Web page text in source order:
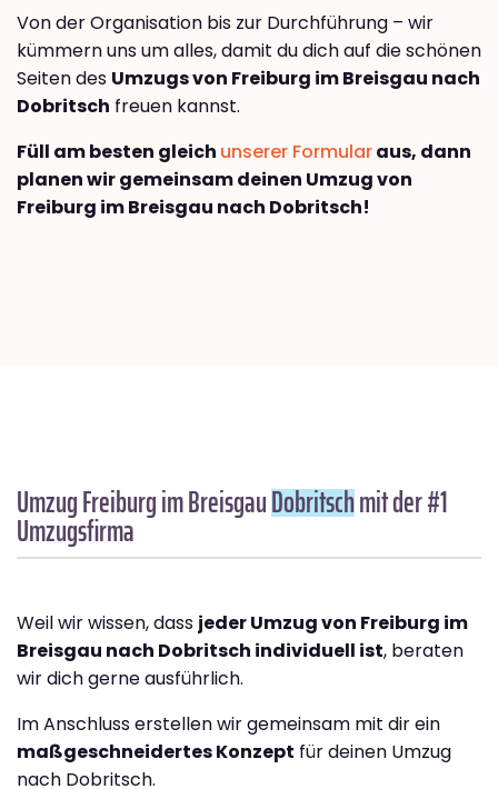
Von der Organisation bis zur Durchführung – wir
kümmern uns um alles, damit du dich auf die schönen
Seiten des Umzugs von Freiburg im Breisgau nach
Dobritsch freuen kannst.
Füll am besten gleich unserer Formularaus, dann
planen wir gemeinsam deinen Umzug von
Freiburg im Breisgau nach Dobritsch!
Umzug Freiburg im BreisgauDobritschmit der #1
Umzugsfirma
Weil wir wissen, dass jeder Umzug von Freiburg im
Breisgau nach Dobritsch individuell ist, beraten
wir dich gerne ausführlich.
Im Anschluss erstellen wir gemeinsam mit dir ein
maßgeschneidertes Konzept für deinen Umzug
nach Dobritsch.